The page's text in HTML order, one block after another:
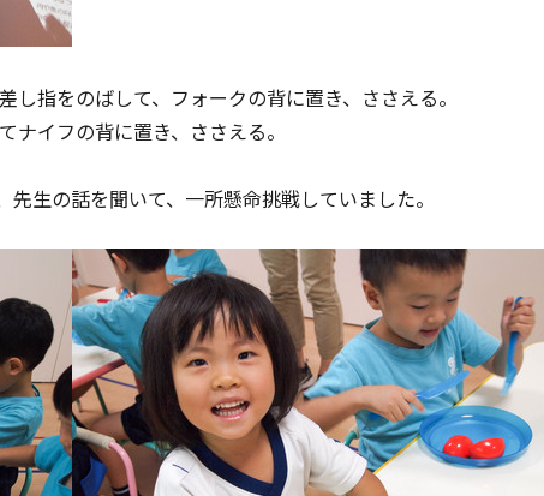
指をのばして、フォークの背に置き、ささえる。
イフの背に置き、ささえる。
生の話を聞いて、一所懸命挑戦していました。